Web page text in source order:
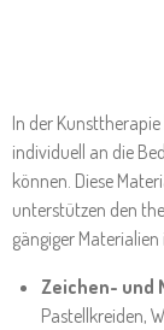
In der
individuell an die
können. Diese
unterstützen den
gängiger
Zeichen- und
Pastellkreiden,